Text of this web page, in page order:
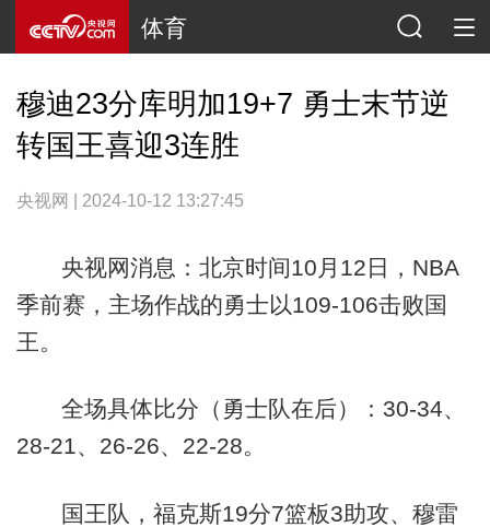
体育
穆迪23分库明加19+7 勇士末节逆
转国王喜迎3连胜
央视网 | 2024-10-12 13:27:45
央视网消息：北京时间10月12日，NBA
季前赛，主场作战的勇士以109-106击败国
王。
全场具体比分（勇士队在后）：30-34、
28-21、26-26、22-28。
国王队，福克斯19分7篮板3助攻、穆雷